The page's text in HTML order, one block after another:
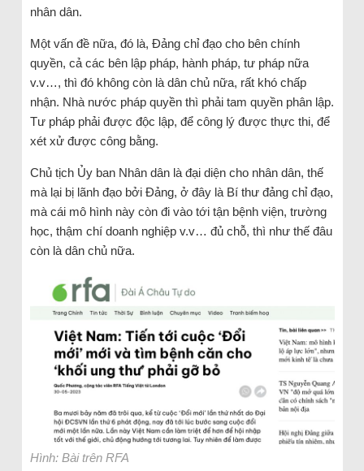
nhân dân.
Một vấn đề nữa, đó là, Đảng chỉ đạo cho bên chính
quyền, cả các bên lập pháp, hành pháp, tư pháp nữa
v.v…, thì đó không còn là dân chủ nữa, rất khó chấp
nhận. Nhà nước pháp quyền thì phải tam quyền phân lập.
Tư pháp phải được độc lập, để công lý được thực thi, để
xét xử được công bằng.
Chủ tịch Ủy ban Nhân dân là đại diện cho nhân dân, thế
mà lại bị lãnh đạo bởi Đảng, ở đây là Bí thư đảng chỉ đạo,
mà cái mô hình này còn đi vào tới tận bệnh viện, trường
học, thậm chí doanh nghiệp v.v… đủ chỗ, thì như thế đâu
còn là dân chủ nữa.
Hình: Bài trên RFA